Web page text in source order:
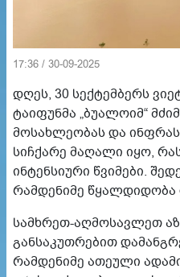
17:36 / 30-09-2025
დღეს, 30 სექტემბერს
ტაიფუნმა „ბუალოიმ“
მოსახლეობას და
სიჩქარე მაღალი იყო,
ინტენსიური წვიმები.
რამდენიმე წყალდიდობა
სამხრეთ-აღმოსავლეთ
განსაკუთრებით
რამდენიმე ათეული